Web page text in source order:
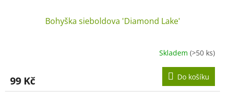
Bohyška sieboldova 'Diamond Lake'
Skladem (>50 ks)
99 Kč Do košíku